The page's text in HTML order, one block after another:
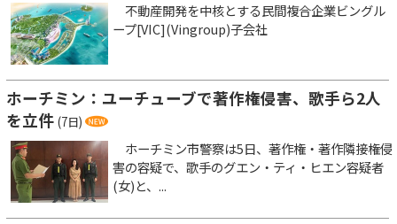
不動産開発を中核とする民間複合企業ビングル
ープ[VIC](Vingroup)子会社
ホーチミン：ユーチューブで著作権侵害、歌手ら2人
を立件 (7日)
ホーチミン市警察は5日、著作権・著作隣接権侵
害の容疑で、歌手のグエン・ティ・ヒエン容疑者
(女)と、...